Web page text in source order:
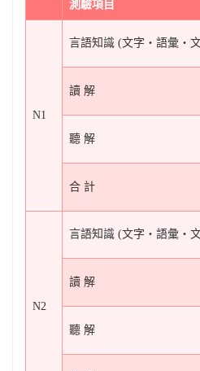
測驗項目
N1
言語知識 (文字‧語彙‧
讀 解
聽 解
合 計
N2
言語知識 (文字‧語彙‧
讀 解
聽 解